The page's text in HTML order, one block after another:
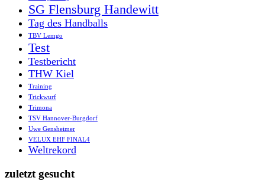
SG Flensburg Handewitt
Tag des Handballs
TBV Lemgo
Test
Testbericht
THW Kiel
Training
Trickwurf
Trimona
TSV Hannover-Burgdorf
Uwe Gensheimer
VELUX EHF FINAL4
Weltrekord
zuletzt gesucht